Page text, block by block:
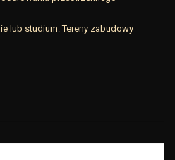
lub studium: Tereny zabudowy